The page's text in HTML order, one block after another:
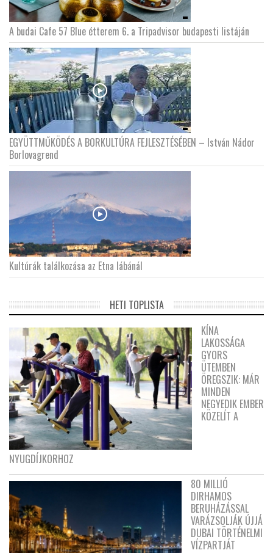
A budai Cafe 57 Blue étterem 6. a Tripadvisor budapesti listáján
EGYÜTTMŰKÖDÉS A BORKULTÚRA FEJLESZTÉSÉBEN – István Nádor
Borlovagrend
Kultúrák találkozása az Etna lábánál
HETI TOPLISTA
KÍNA
LAKOSSÁGA
GYORS
ÜTEMBEN
ÖREGSZIK: MÁR
MINDEN
NEGYEDIK EMBER
KÖZELÍT A
NYUGDÍJKORHOZ
80 MILLIÓ
DIRHAMOS
BERUHÁZÁSSAL
VARÁZSOLJÁK ÚJJÁ
DUBAI TÖRTÉNELMI
VÍZPARTJÁT